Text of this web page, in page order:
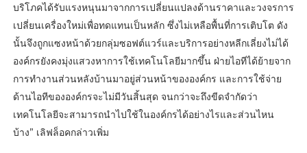
บริโภคได้รับแรงหนุนมาจากการเปลี่ยนแปลงด้านราคาและวงจรการ
เปลี่ยนเครื่องใหม่เพื่อทดแทนเป็นหลัก ซึ่งไม่เหลือพื้นที่การเติบโต ดัง
นั้นจึงถูกแซงหน้าด้วยกลุ่มซอฟต์แวร์และบริการอย่างหลีกเลี่ยงไม่ได้
องค์กรยังคงมุ่งแสวงหาการใช้เทคโนโลยีมากขึ้น ฝ่ายไอทีได้ย้ายจาก
การทำงานส่วนหลังบ้านมาอยู่ส่วนหน้าขององค์กร และการใช้จ่าย
ด้านไอทีขององค์กรจะไม่มีวันสิ้นสุด จนกว่าจะถึงขีดจำกัดว่า
เทคโนโลยีจะสามารถนำไปใช้ในองค์กรได้อย่างไรและส่วนไหน
บ้าง” เลิฟล็อคกล่าวเพิ่ม